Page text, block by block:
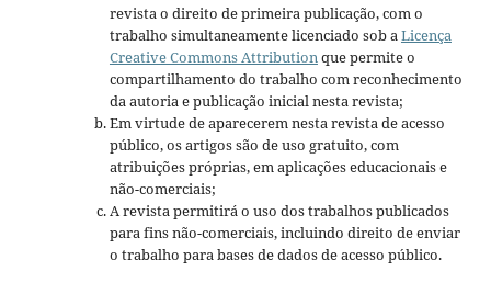
revista o direito de primeira publicação, com o
trabalho simultaneamente licenciado sob a Licença
Creative Commons Attribution que permite o
compartilhamento do trabalho com reconhecimento
da autoria e publicação inicial nesta revista;
Em virtude de aparecerem nesta revista de acesso
público, os artigos são de uso gratuito, com
atribuições próprias, em aplicações educacionais e
não-comerciais;
A revista permitirá o uso dos trabalhos publicados
para fins não-comerciais, incluindo direito de enviar
o trabalho para bases de dados de acesso público.